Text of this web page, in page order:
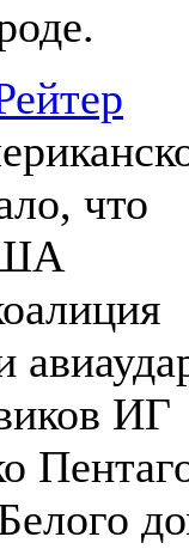
что
ИГ